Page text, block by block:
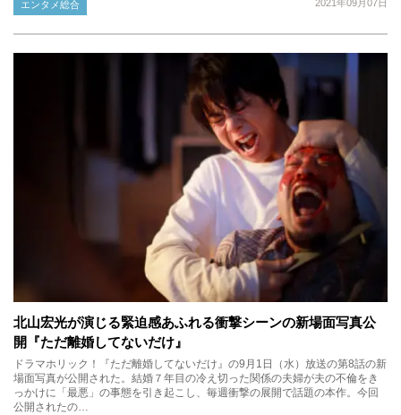
2021年09月07日
エンタメ総合
北山宏光が演じる緊迫感あふれる衝撃シーンの新場面写真公
開『ただ離婚してないだけ』
ドラマホリック！『ただ離婚してないだけ』の9月1日（水）放送の第8話の新
場面写真が公開された。結婚７年目の冷え切った関係の夫婦が夫の不倫をき
っかけに「最悪」の事態を引き起こし、毎週衝撃の展開で話題の本作。今回
公開されたの…